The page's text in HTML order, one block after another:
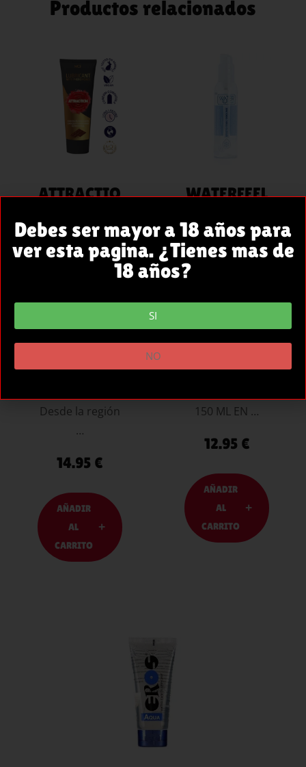
Productos relacionados
AÑADIR
AL
CARRITO
ATTRACTIO
LUBRICANT
E CON
FEROMON
CHOCOLATE
100 ML
sabores de la
Desde la región
…
14.95 €
AÑADIR
AL
CARRITO
AÑADIR
WATERFEEL
E EFECTO
FRIO
WATERFEEL
150 ML EN …
12.95 €
AÑADIR
AL
CARRITO
AÑADIR
AL
CARRITO
Debes ser mayor a 18 años para
ver esta pagina. ¿Tienes mas de
18 años?
SI
NO